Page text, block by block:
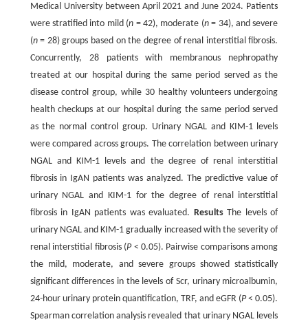
Medical University between April 2021 and June 2024. Patients
were stratified into mild (n = 42), moderate (n= 34), and severe
(n= 28) groups based on the degree of renal interstitial fibrosis.
Concurrently, 28 patients with membranous nephropathy
treated at our hospital during the same period served as the
disease control group, while 30 healthy volunteers undergoing
health checkups at our hospital during the same period served
as the normal control group. Urinary NGAL and KIM-1 levels
were compared across groups. The correlation between urinary
NGAL and KIM-1 levels and the degree of renal interstitial
fibrosis in IgAN patients was analyzed. The predictive value of
urinary NGAL and KIM-1 for the degree of renal interstitial
fibrosis in IgAN patients was evaluated. ResultsThe levels of
urinary NGAL and KIM-1 gradually increased with the severity of
renal interstitial fibrosis (P< 0.05). Pairwise comparisons among
the mild, moderate, and severe groups showed statistically
significant differences in the levels of Scr, urinary microalbumin,
24-hour urinary protein quantification, TRF, and eGFR (P< 0.05).
Spearman correlation analysis revealed that urinary NGAL levels